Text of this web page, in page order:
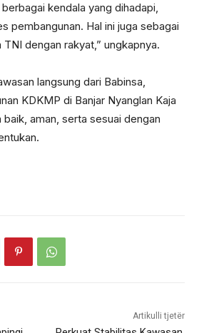
kendala yang dihadapi,
pembangunan. Hal ini juga sebagai
dengan rakyat,” ungkapnya.
langsung dari Babinsa,
KDKMP di Banjar Nyanglan Kaja
aman, serta sesuai dengan
Artikulli tjetër